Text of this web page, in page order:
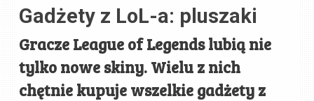
Gadżety z LoL-a: pluszaki
Gracze League of Legends lubią nie
tylko nowe skiny. Wielu z nich
chętnie kupuje wszelkie gadżety z